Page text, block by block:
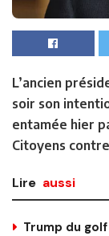
L’ancien
soir son
entamée hier
Citoyens
Lire aussi
Trump du